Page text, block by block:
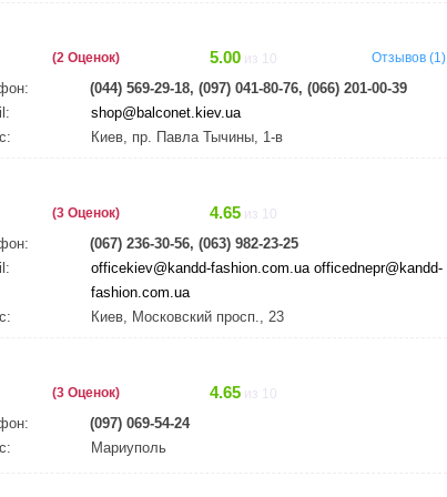
5.00из 10
(2 Оценок) Отзывов (1)
(044) 569-29-18, (097) 041-80-76, (066) 201-00-39
shop@balconet.kiev.ua
Киев, пр. Павла Тычины, 1-в
4.65из 10
(3 Оценок)
(067) 236-30-56, (063) 982-23-25
officekiev@kandd-fashion.com.ua officednepr@kandd-
fashion.com.ua
Киев, Московский просп., 23
4.65из 10
(3 Оценок)
(097) 069-54-24
Мариуполь